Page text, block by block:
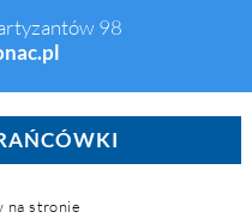
98
na stronie